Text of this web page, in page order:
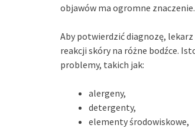
objawów ma ogromne znaczenie.
Aby potwierdzić diagnozę,
reakcji skóry na różne bodźce.
problemy, takich jak:
alergeny,
detergenty,
elementy środowiskowe,